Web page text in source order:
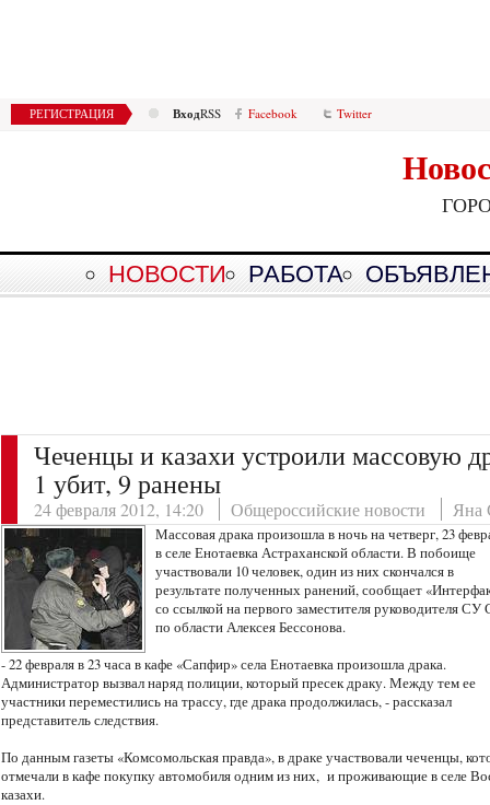
РЕГИСТРАЦИЯ ВходRSS Facebook Twitter
НОВОСТИ РАБОТА
Чеченцы и казахи устроили массовую
1 убит, 9 ранены
24 февраля 2012, 14:20 Общероссийские новости Яна
Массовая драка произошла в ночь на четверг, 23
в селе Енотаевка Астраханской области. В побоище
участвовали 10 человек, один из них скончался в
результате полученных ранений, сообщает
со ссылкой на первого заместителя руководителя
по области Алексея Бессонова.
- 22 февраля в 23 часа в кафе «Сапфир» села Енотаевка произошла драка.
Администратор вызвал наряд полиции, который пресек драку. Между тем ее
участники переместились на трассу, где драка продолжилась, - рассказал
представитель следствия.
По данным газеты «Комсомольская правда», в драке участвовали чеченцы,
отмечали в кафе покупку автомобиля одним из них, и проживающие в селе
казахи.